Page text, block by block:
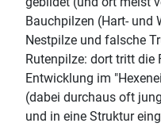
Bauchpilzen (Hart- und
Nestpilze und falsche
Rutenpilze: dort tritt die
Entwicklung im
(dabei durchaus oft
und in eine Struktur